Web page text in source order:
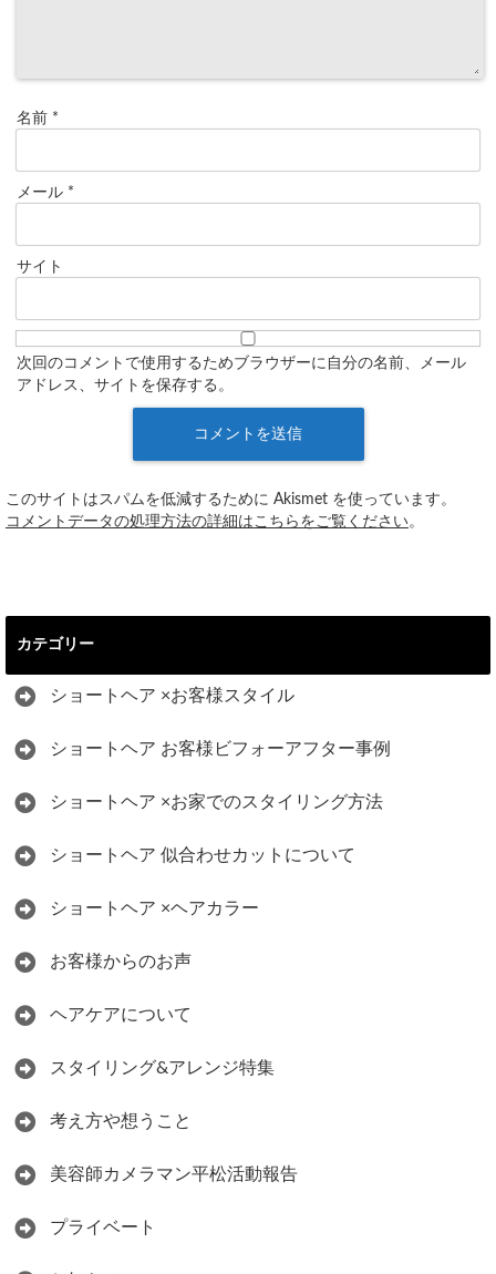
名前 *
メール *
サイト
次回のコメントで使用するためブラウザーに自分の名前、メール
アドレス、サイトを保存する。
このサイトはスパムを低減するために Akismet を使っています。
コメントデータの処理方法の詳細はこちらをご覧ください。
カテゴリー
ショートヘア ×お客様スタイル
ショートヘア お客様ビフォーアフター事例
ショートヘア ×お家でのスタイリング方法
ショートヘア 似合わせカットについて
ショートヘア ×ヘアカラー
お客様からのお声
ヘアケアについて
スタイリング&アレンジ特集
考え方や想うこと
美容師カメラマン平松活動報告
プライベート